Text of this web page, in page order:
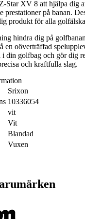
Star XV 8 att hjälpa dig
prestationer på banan.
produkt för alla
hindra dig på
en oöverträffad
din golfbag och gör dig
och kraftfulla slag.
Srixon
10336054
vit
Vit
Blandad
Vuxen